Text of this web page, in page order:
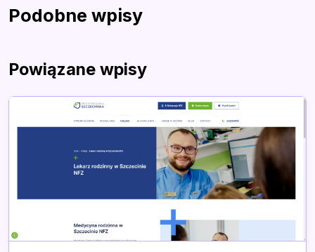
Podobne wpisy
Powiązane wpisy